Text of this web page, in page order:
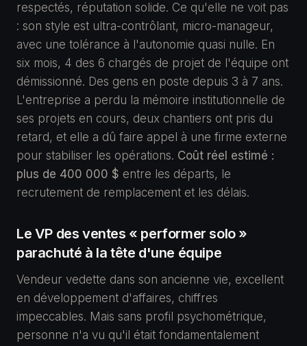
respectés, réputation solide. Ce qu'elle ne voit pas
: son style est ultra-contrôlant, micro-manageur,
avec une tolérance à l'autonomie quasi nulle. En
six mois, 4 des 6 chargés de projet de l'équipe ont
démissionné. Des gens en poste depuis 3 à 7 ans.
L'entreprise a perdu la mémoire institutionnelle de
ses projets en cours, deux chantiers ont pris du
retard, et elle a dû faire appel à une firme externe
pour stabiliser les opérations. Coût réel estimé :
plus de 400 000 $ entre les départs, le
recrutement de remplacement et les délais.
Le VP des ventes « performer solo »
parachuté à la tête d'une équipe
Vendeur vedette dans son ancienne vie, excellent
en développement d'affaires, chiffres
impeccables. Mais sans profil psychométrique,
personne n'a vu qu'il était fondamentalement